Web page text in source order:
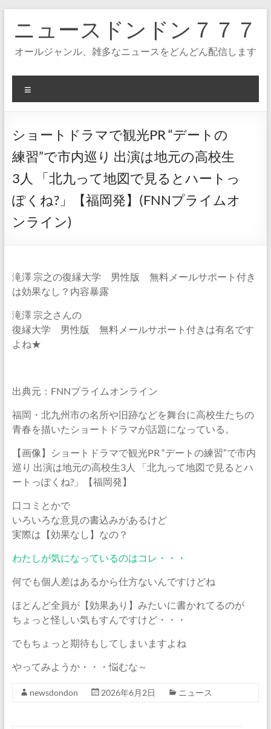
へ
ニュースドンドン７７７
オールジャンル、雑多なニュースをどんどん配信します
ニ
ー
ショートドラマで観光PR “デートの
練習”で市内巡り 出演は地元の高校生
3人 「北九って地図で見るとハートっ
ぽくね?」【福岡発】(FNNプライムオ
ンライン)
滝澤 宗之の復縁大学 男性版 無料メールサポート付き
は効果なし？内容暴露
滝澤 宗之さんの
復縁大学 男性版 無料メールサポート付きは有名です
よね★
出典元：FNNプライムオンライン
福岡・北九州市の名所や旧跡などを舞台に高校生たちの
青春を描いたショートドラマが話題になっている。
【画像】ショートドラマで観光PR “デートの練習”で市内
巡り 出演は地元の高校生3人 「北九って地図で見るとハ
ートっぽくね?」【福岡発】
口コミとかで
いろいろな意見の書込みがあるけど
実際は【効果なし】なの？
わたしが気になっているのはコレ・・・
何でも個人差はあるから仕方ないんですけどね
ほとんど全員が【効果あり】みたいに書かれてるのが
ちょっと怪しい気もすんですけど・・・
でもちょっと期待もしてしまいますよね
やってみようか・・・悩むな～
newsdondon 2026年6月2日 ニュース